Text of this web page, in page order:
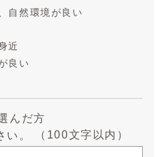
自然環境が良い
近
良い
んだ方
い。
（100文字以内）